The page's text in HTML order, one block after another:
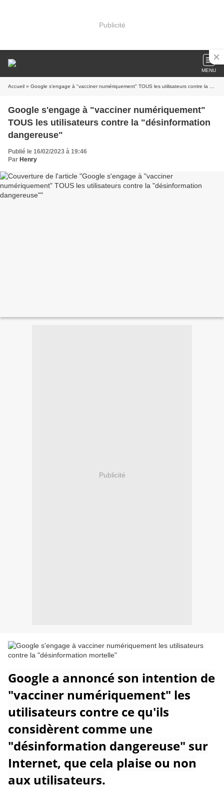
Publicité
MENU
Accueil » Google s'engage à "vacciner numériquement" TOUS les utilisateurs contre la "désinformation dangereuse"
Google s'engage à "vacciner numériquement"
TOUS les utilisateurs contre la "désinformation
dangereuse"
Publié le 16/02/2023 à 19:46
Par Henry
Publicité
Google a annoncé son intention de
"vacciner numériquement" les
utilisateurs contre ce qu'ils
considèrent comme une
"désinformation dangereuse" sur
Internet, que cela plaise ou non
aux utilisateurs.